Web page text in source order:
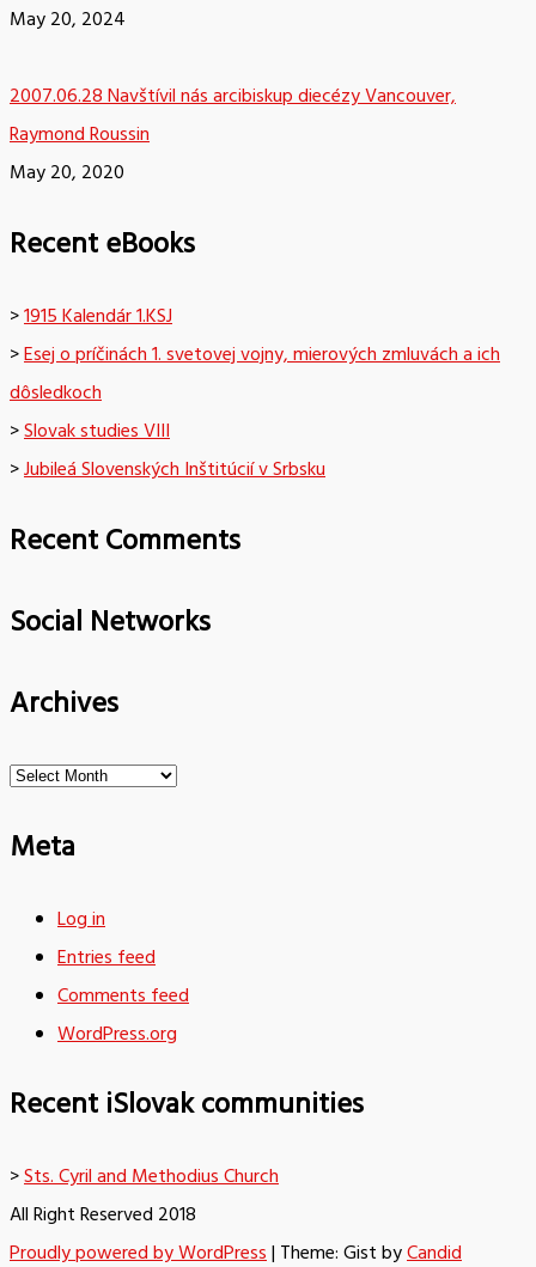
May 20, 2024
2007.06.28 Navštívil nás arcibiskup diecézy Vancouver,
Raymond Roussin
May 20, 2020
Recent eBooks
>1915 Kalendár 1.KSJ
>Esej o príčinách 1. svetovej vojny, mierových zmluvách a ich
dôsledkoch
>Slovak studies VIII
>Jubileá Slovenských Inštitúcií v Srbsku
Recent Comments
Social Networks
Archives
Archives
Meta
Log in
Entries feed
Comments feed
WordPress.org
Recent iSlovak communities
>Sts. Cyril and Methodius Church
All Right Reserved 2018
Proudly powered by WordPress| Theme: Gist byCandid